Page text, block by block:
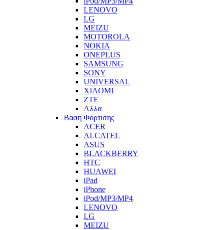
LENOVO
LG
MEIZU
MOTOROLA
NOKIA
ONEPLUS
SAMSUNG
SONY
UNIVERSAL
XIAOMI
ZTE
Αλλα
Βαση Φορτισης
ACER
ALCATEL
ASUS
BLACKBERRY
HTC
HUAWEI
iPad
iPhone
iPod/MP3/MP4
LENOVO
LG
MEIZU